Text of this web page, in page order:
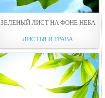
ЗЕЛЕНЫЙ ЛИСТ НА ФОНЕ НЕБА
ЛИСТЬЯ И ТРАВА